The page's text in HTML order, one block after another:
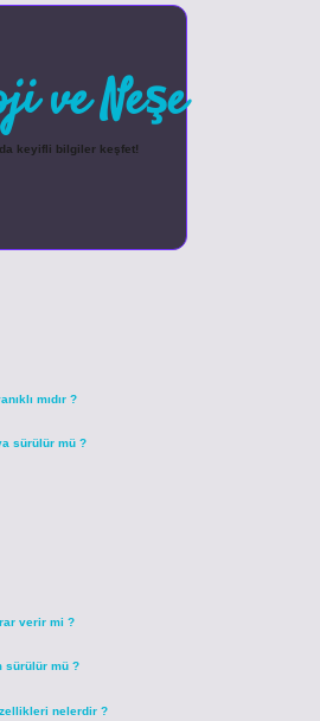
ve Neşe
keyifli bilgiler keşfet!
mıdır ?
sürülür mü ?
verir mi ?
sürülür mü ?
nelerdir ?